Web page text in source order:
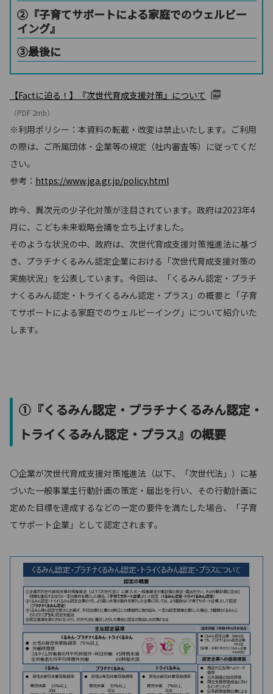
②『子育てサポートによる家庭でのウェルビー
イング』
③最後に
【Factに迫る！】『次世代育成支援対策』について
（PDF 2mb）
※利用ポリシー：本資料の転載・改変は禁止いたします。ご利用
の際は、ご所属団体・企業等の規定（社内審査等）に従ってくだ
さい。
参考： https://www.jga.gr.jp/policy.html
昨今、異次元の少子化対策が注目されています。政府は2023年4
月に、こども未来戦略会議を立ち上げました。
そのような状況の中、政府は、次世代育成支援対策推進法に基づ
き、プラチナくるみん認定企業における「次世代育成支援対策の
実施状況」を公表しています。今回は、「くるみん認定・プラチ
ナくるみん認定・トライくるみん認定・プラス」の概要と「子育
てサポートによる家庭でのウェルビーイング」について紹介いた
します。
①『くるみん認定・プラチナくるみん認定・
トライくるみん認定・プラス』の概要
〇企業が次世代育成支援対策推進法（以下、「次世代法」）に基
づいた一般事業主行動計画の策定・届出を行い、その行動計画に
定めた目標を達成するなどの一定の要件を満たした場合、「子育
てサポート企業」として認定されます。